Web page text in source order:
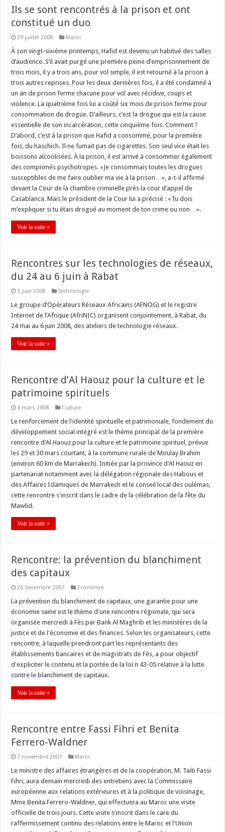
Ils se sont rencontrés à la prison et ont
constitué un duo
29 juillet 2008 Maroc
À son vingt-sixième printemps, Hafid est devenu un habitué des salles
d’audience. S’il avait purgé une première peine d’emprisonnement de
trois mois, il y a trois ans, pour vol simple, il est retourné à la prison à
trois autres reprises. Pour les deux dernières fois, il a été condamné à
un an de prison ferme chacune pour vol avec récidive, coups et
violence. La quatrième fois lui a coûté six mois de prison ferme pour
consommation de drogue. D’ailleurs, c’est la drogue qui est la cause
essentielle de son incarcération, cette cinquième fois. Comment ?
D’abord, c’est à la prison que Hafid a consommé, pour la première
fois, du haschich. Il ne fumait pas de cigarettes. Son seul vice était les
boissons alcoolisées. À la prison, il est arrivé à consommer également
des comprimés psychotropes. «Je consommais toutes les drogues
susceptibles de me faire oublier ma vie à la prison…», a-t-il affirmé
devant la Cour de la chambre criminelle près la cour d’appel de
Casablanca. Mais le président de la Cour lui a précisé : «Tu dois
m’expliquer si tu étais drogué au moment de ton crime ou non…».
Voir la suite »
Rencontres sur les technologies de réseaux,
du 24 au 6 juin à Rabat
3 juin 2008 Technologie
Le groupe d’Opérateurs Réseaux Africains (AFNOG) et le registre
Internet de l’Afrique (AfriNIC) organisent conjointement, à Rabat, du
24 mai au 6 juin 2008, des ateliers de technologie réseaux.
Voir la suite »
Rencontre d’Al Haouz pour la culture et le
patrimoine spirituels
4 mars 2008 Culture
Le renforcement de l'identité spirituelle et patrimoniale, fondement du
développement social intégré est le thème principal de la première
rencontre d'Al Haouz pour la culture et le patrimoine spirituel, prévue
les 29 et 30 mars courtant, à la commune rurale de Moulay Brahim
(environ 60 km de Marrakech). Initiée par la province d'Al Haouz en
partenariat notamment avec la délégation régionale des Habous et
des Affaires Islamiques de Marrakech et le conseil local des oulémas,
cette rencontre s'inscrit dans le cadre de la célébration de la fête du
Mawlid.
Voir la suite »
Rencontre: la prévention du blanchiment
des capitaux
26 décembre 2007 Economie
La prévention du blanchiment de capitaux, une garantie pour une
économie saine est le thème d'une rencontre régionale, qui sera
organisée mercredi à Fès par Bank Al Maghrib et les ministères de la
justice et de l'économie et des finances. Selon les organisateurs, cette
rencontre, à laquelle prendront part les représentants des
établissements bancaires et de magistrats de Fès, a pour objectif
d'expliciter le contenu et la portée de la loi n 43-05 relative à la lutte
contre le blanchiment de capitaux.
Voir la suite »
Rencontre entre Fassi Fihri et Benita
Ferrero-Waldner
7 novembre 2007 Maroc
Le ministre des affaires étrangères et de la coopération, M. Taib Fassi
Fihri, aura demain mercredi des entretiens avec la Commissaire
européenne aux relations extérieures et à la politique de voisinage,
Mme Benita Ferrero-Waldner, qui effectuera au Maroc une visite
officielle de trois jours. Cette visite s'inscrit dans le care du
raffermissement continu des relations entre le Maroc et l'Union